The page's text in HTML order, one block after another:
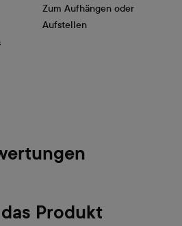
Zum Aufhängen oder
Aufstellen
Produkt